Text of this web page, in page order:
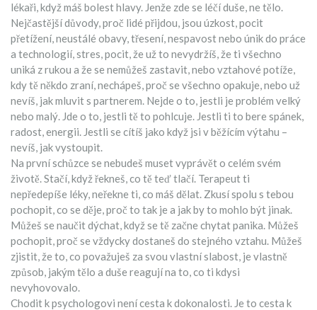
lékaři, když máš bolest hlavy. Jenže zde se léčí duše, ne tělo.
Nejčastější důvody, proč lidé přijdou, jsou úzkost,pocit
přetížení, neustálé obavy, třesení, nespavost nebo únik do práce
a technologií,stres,pocit, že už to nevydržíš, že ti všechno
uniká z rukou a že se nemůžeš zastavit, nebo vztahové potíže,
kdy tě někdo zraní, nechápeš, proč se všechno opakuje, nebo už
nevíš, jak mluvit s partnerem. Nejde o to, jestli je problém velký
nebo malý. Jde o to, jestli tě to pohlcuje. Jestli ti to bere spánek,
radost, energii. Jestli se cítíš jako když jsi v běžícím výtahu –
nevíš, jak vystoupit.
Na první schůzce se nebudeš muset vyprávět o celém svém
životě. Stačí, když řekneš, co tě teď tlačí. Terapeut ti
nepředepíše léky, neřekne ti, co máš dělat. Zkusí spolu s tebou
pochopit, co se děje, proč to tak je a jak by to mohlo být jinak.
Můžeš se naučit dýchat, když se tě začne chytat panika. Můžeš
pochopit, proč se vždycky dostaneš do stejného vztahu. Můžeš
zjistit, že to, co považuješ za svou vlastní slabost, je vlastně
způsob, jakým tělo a duše reagují na to, co ti kdysi
nevyhovovalo.
Chodit k psychologovi není cesta k dokonalosti. Je to cesta k